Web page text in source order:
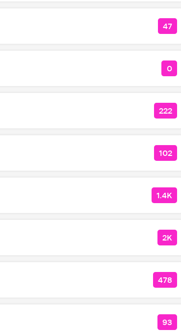
47
0
222
102
1.4K
2K
478
93